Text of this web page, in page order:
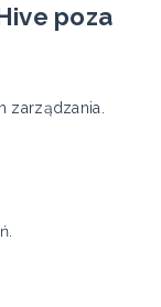
poza
zarządzania.